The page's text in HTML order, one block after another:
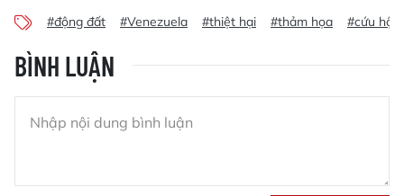
#động đất #Venezuela #thiệt hại #thảm họa #cứu hộ
BÌNH LUẬN